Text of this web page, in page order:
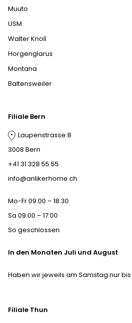
Muuto
USM
Walter Knoll
Horgenglarus
Montana
Baltensweiler
Filiale Bern
Laupenstrasse 8
3008 Bern
+41 31 328 55 55
info@anlikerhome.ch
Mo-Fr 09:00 – 18:30
Sa 09:00 – 17:00
So geschlossen
In den Monaten Juli und August
Haben wir jeweils am Samstag nur bis
Filiale Thun